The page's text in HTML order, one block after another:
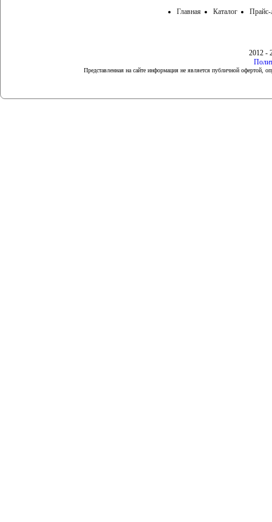
Главная Каталог Прайс-
2012 -
Представленная на сайте информация не является публичной